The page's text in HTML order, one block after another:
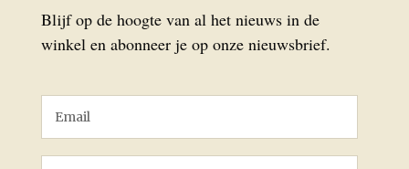
Blijf op de hoogte van al het nieuws in de
winkel en abonneer je op onze nieuwsbrief.